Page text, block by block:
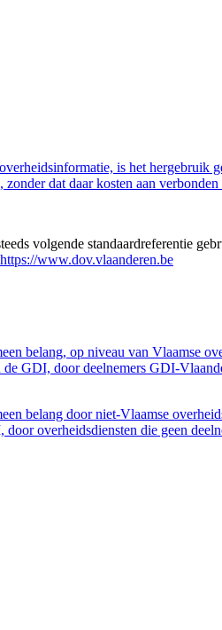
is het
dat daar kosten aan
volgende standaardreferentie
https://www.dov.vlaanderen.be
belang, op niveau van Vlaamse
GDI, door deelnemers GDI-
belang door niet-Vlaamse
overheidsdiensten die geen